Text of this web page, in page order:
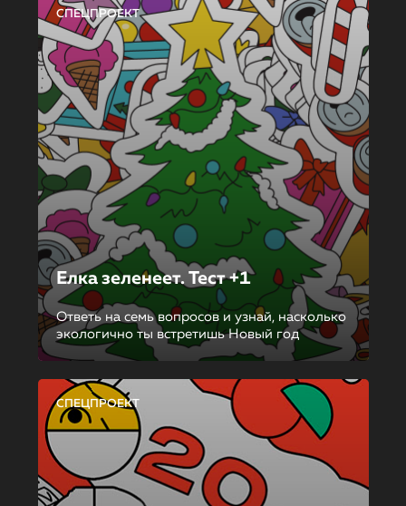
СПЕЦПРОЕКТ
Елка зеленеет. Тест +1
Ответь на семь вопросов и узнай, насколько
экологично ты встретишь Новый год
СПЕЦПРОЕКТ